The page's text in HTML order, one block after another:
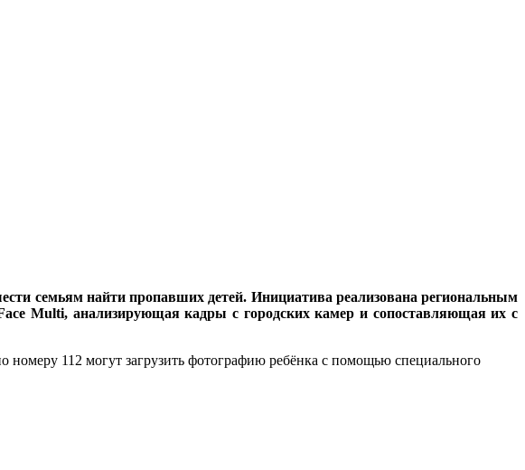
семьям найти пропавших детей. Инициатива реализована региональным
Multi, анализирующая кадры с городских камер и сопоставляющая их с
112 могут загрузить фотографию ребёнка с помощью специального